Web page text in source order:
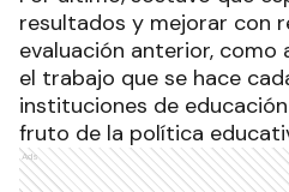
resultados y mejorar con
evaluación anterior,
el trabajo que se hace
instituciones de
fruto de la política
Ads